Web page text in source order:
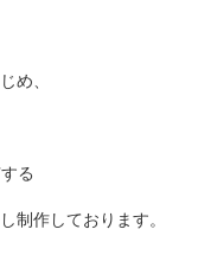
め、
る
制作しております。